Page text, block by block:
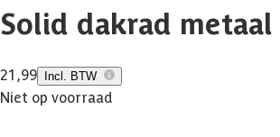
Solid dakrad
21,99 Incl. BTW
Niet op voorraad